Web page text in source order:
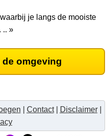
je langs de mooiste
.. »
omgeving
Contact| Disclaimer|